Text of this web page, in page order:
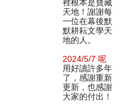
裡根本是寶藏
天地！謝謝每
一位在幕後默
默耕耘文學天
地的人。
2024/5/7 呢
用好讀許多年
了，感謝重新
更新，也感謝
大家的付出！